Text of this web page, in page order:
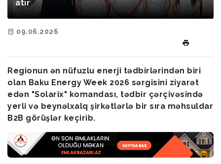
atır
09.06.2026
Regionun ən nüfuzlu enerji tədbirlərindən biri
olan Baku Energy Week 2026 sərgisini ziyarət
edən "Solarix" komandası, tədbir çərçivəsində
yerli və beynəlxalq şirkətlərlə bir sıra məhsuldar
B2B görüşlər keçirib.